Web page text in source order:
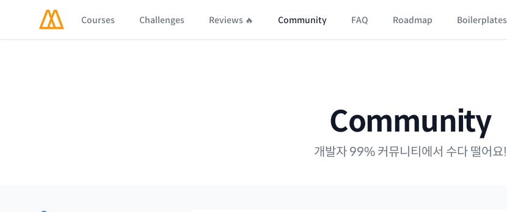
Courses Challenges Reviews 🔥 Community FAQ Roadmap Boilerplates
Community
개발자 99% 커뮤니티에서 수다 떨어요!